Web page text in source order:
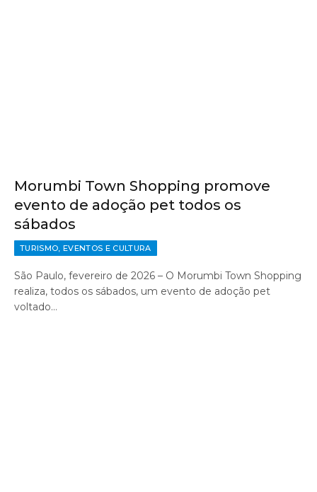
Morumbi Town Shopping promove
evento de adoção pet todos os
sábados
TURISMO, EVENTOS E CULTURA
São Paulo, fevereiro de 2026 – O Morumbi Town Shopping
realiza, todos os sábados, um evento de adoção pet
voltado…